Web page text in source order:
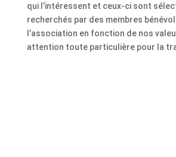
qui l’intéressent et ceux-ci sont
recherchés par des membres
l’association en fonction de nos
attention toute particulière pour la